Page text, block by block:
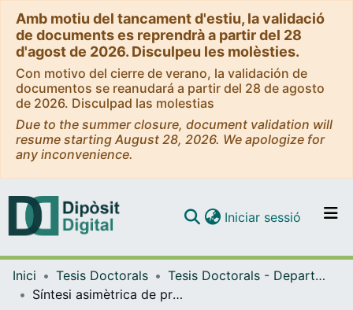
Amb motiu del tancament d'estiu, la validació
de documents es reprendrà a partir del 28
d'agost de 2026. Disculpeu les molèsties.
Con motivo del cierre de verano, la validación de
documentos se reanudará a partir del 28 de agosto
de 2026. Disculpad las molestias
Due to the summer closure, document validation will
resume starting August 28, 2026. We apologize for
any inconvenience.
Navega per tot el DD
Iniciar sessió (current)
Inici Tesis Doctorals
Tesis Doctorals - Departament - Química Orgànica
Síntesi asimètrica de productes amb interès farmacològic a partir d'epoxialcohols insaturats.